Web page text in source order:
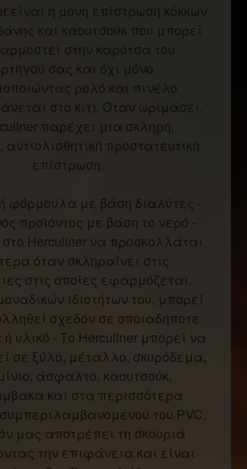
είναι η μόνη επίστρωση κόκκων
και καουτσούκ που μπορεί
στην καρότσα του
σας και όχι μόνο
ρολό και πινέλο
στο κιτ). Όταν ωριμάσει,
παρέχει μια σκληρή,
αντιολισθητική προστατευτική
επίστρωση.
φόρμουλα με βάση διαλύτες -
προϊόντος με βάση το νερό -
Herculiner να προσκολλάται
όταν σκληραίνει στις
στις οποίες εφαρμόζεται.
ιδιοτήτων του, μπορεί
σχεδόν σε οποιαδήποτε
υλικό - Το Herculiner μπορεί να
σε ξύλο, μέταλλο, σκυρόδεμα,
άσφαλτο, καουτσούκ,
και στα περισσότερα
του PVC.
μας αποτρέπει τη σκουριά
την επιφάνεια και είναι